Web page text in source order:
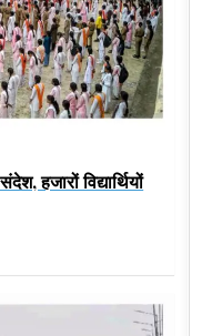
हजारों विद्यार्थियों